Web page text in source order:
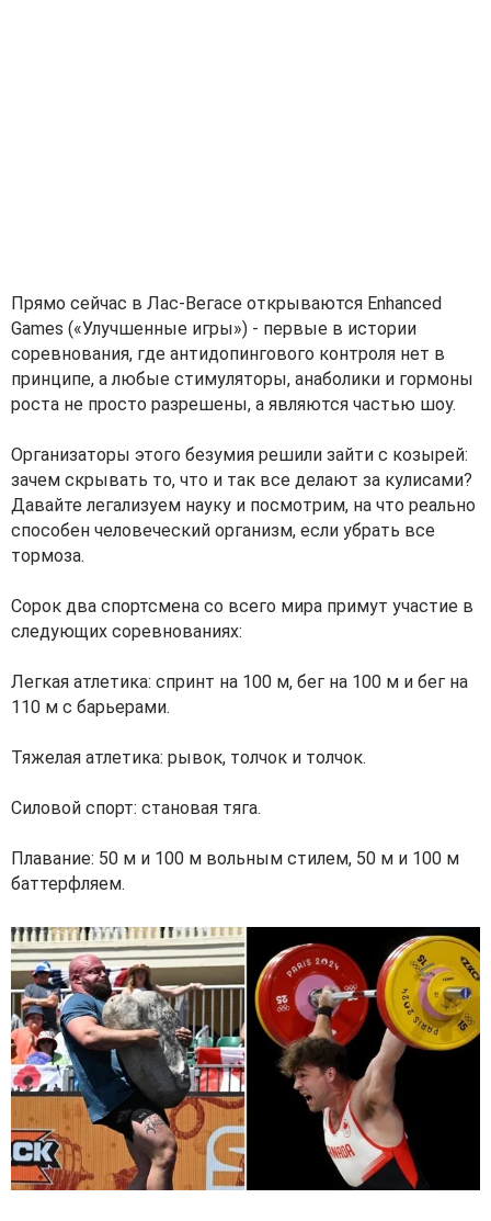
Прямо сейчас в Лас-Вегасе открываются Enhanced
Games («Улучшенные игры») - первые в истории
соревнования, где антидопингового контроля нет в
принципе, а любые стимуляторы, анаболики и гормоны
роста не просто разрешены, а являются частью шоу.
Организаторы этого безумия решили зайти с козырей:
зачем скрывать то, что и так все делают за кулисами?
Давайте легализуем науку и посмотрим, на что реально
способен человеческий организм, если убрать все
тормоза.
Сорок два спортсмена со всего мира примут участие в
следующих соревнованиях:
Легкая атлетика: спринт на 100 м, бег на 100 м и бег на
110 м с барьерами.
Тяжелая атлетика: рывок, толчок и толчок.
Силовой спорт: становая тяга.
Плавание: 50 м и 100 м вольным стилем, 50 м и 100 м
баттерфляем.